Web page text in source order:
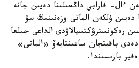
ءال- فارابي داڭعىلىنا دەيىن جانە
دەيىن ۇلكەن الماتى وزەنىنىڭ سۋ
رەكونسترۋكتسيالاۋدى الداعى جىلعا
باقىتجان ساعىنتايەۆ «الماتى»
بارىسىندا.